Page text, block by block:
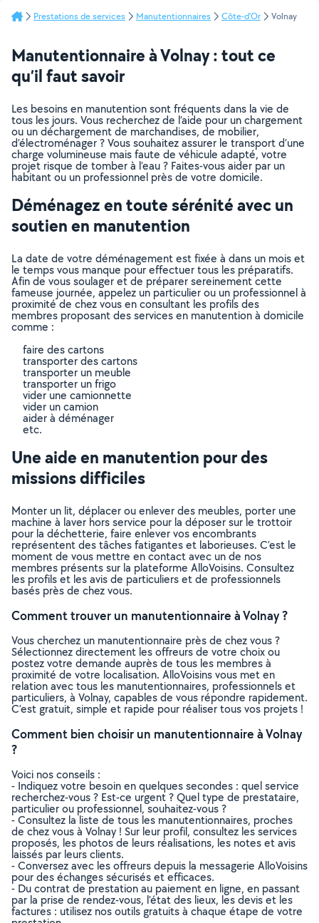
Prestations de services Manutentionnaires Côte-d'Or Volnay
Manutentionnaire à Volnay : tout ce
qu’il faut savoir
Les besoins en manutention sont fréquents dans la vie de
tous les jours. Vous recherchez de l’aide pour un chargement
ou un déchargement de marchandises, de mobilier,
d’électroménager ? Vous souhaitez assurer le transport d’une
charge volumineuse mais faute de véhicule adapté, votre
projet risque de tomber à l’eau ? Faites-vous aider par un
habitant ou un professionnel près de votre domicile.
Déménagez en toute sérénité avec un
soutien en manutention
La date de votre déménagement est fixée à dans un mois et
le temps vous manque pour effectuer tous les préparatifs.
Afin de vous soulager et de préparer sereinement cette
fameuse journée, appelez un particulier ou un professionnel à
proximité de chez vous en consultant les profils des
membres proposant des services en manutention à domicile
comme :
faire des cartons
transporter des cartons
transporter un meuble
transporter un frigo
vider une camionnette
vider un camion
aider à déménager
etc.
Une aide en manutention pour des
missions difficiles
Monter un lit, déplacer ou enlever des meubles, porter une
machine à laver hors service pour la déposer sur le trottoir
pour la déchetterie, faire enlever vos encombrants
représentent des tâches fatigantes et laborieuses. C’est le
moment de vous mettre en contact avec un de nos
membres présents sur la plateforme AlloVoisins. Consultez
les profils et les avis de particuliers et de professionnels
basés près de chez vous.
Comment trouver un manutentionnaire à Volnay ?
Vous cherchez un manutentionnaire près de chez vous ?
Sélectionnez directement les offreurs de votre choix ou
postez votre demande auprès de tous les membres à
proximité de votre localisation. AlloVoisins vous met en
relation avec tous les manutentionnaires, professionnels et
particuliers, à Volnay, capables de vous répondre rapidement.
C’est gratuit, simple et rapide pour réaliser tous vos projets !
Comment bien choisir un manutentionnaire à Volnay
?
Voici nos conseils :
- Indiquez votre besoin en quelques secondes : quel service
recherchez-vous ? Est-ce urgent ? Quel type de prestataire,
particulier ou professionnel, souhaitez-vous ?
- Consultez la liste de tous les manutentionnaires, proches
de chez vous à Volnay ! Sur leur profil, consultez les services
proposés, les photos de leurs réalisations, les notes et avis
laissés par leurs clients.
- Conversez avec les offreurs depuis la messagerie AlloVoisins
pour des échanges sécurisés et efficaces.
- Du contrat de prestation au paiement en ligne, en passant
par la prise de rendez-vous, l’état des lieux, les devis et les
factures : utilisez nos outils gratuits à chaque étape de votre